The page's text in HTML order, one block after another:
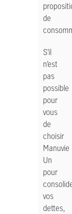
de
S’il
n’est
pas
possible
pour
vous
de
choisir
Manuvie
Un
pour
vos
dettes,